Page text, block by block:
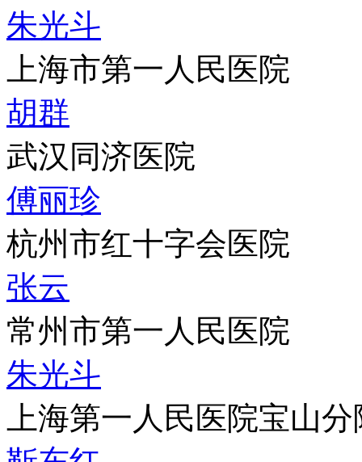
朱光斗
上海市第一人民医院
胡群
武汉同济医院
傅丽珍
杭州市红十字会医院
张云
常州市第一人民医院
朱光斗
上海第一人民医院宝山分